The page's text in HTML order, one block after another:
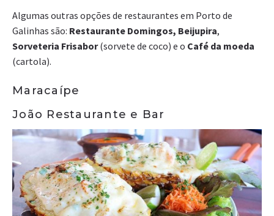
Algumas outras opções de restaurantes em Porto de
Galinhas são: Restaurante Domingos, Beijupira,
Sorveteria Frisabor(sorvete de coco) e o Café da moeda
(cartola).
Maracaípe
João Restaurante e Bar